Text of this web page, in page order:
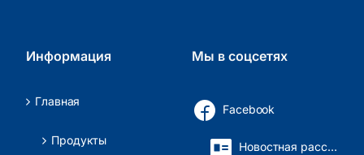
Информация
Главная
Продукты
Мы в соцсетях
Facebook
Новостная рассылка